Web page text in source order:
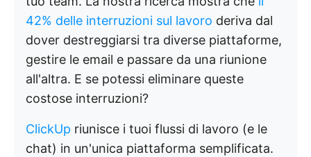
42% delle interruzioni sul lavoro deriva dal
dover destreggiarsi tra diverse piattaforme,
gestire le email e passare da una riunione
all'altra. E se potessi eliminare queste
costose interruzioni?
ClickUp riunisce i tuoi flussi di lavoro (e le
chat) in un'unica piattaforma semplificata.